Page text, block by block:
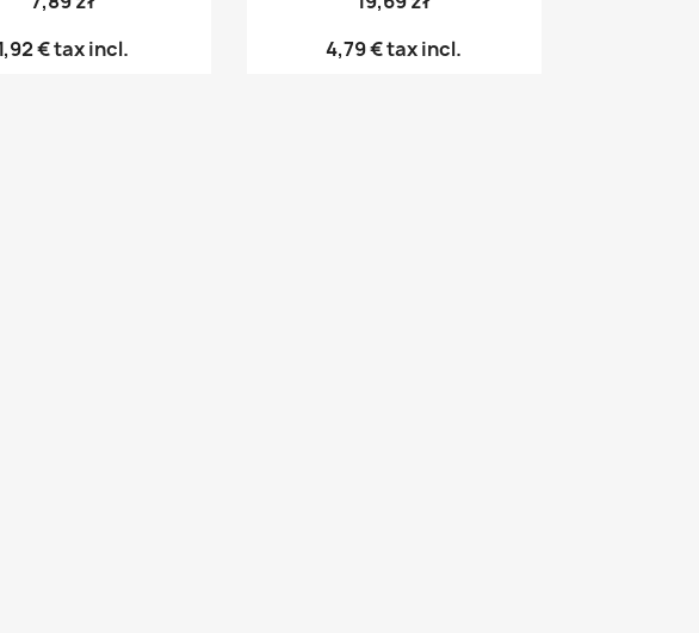
€tax incl.
4,79 €tax incl.